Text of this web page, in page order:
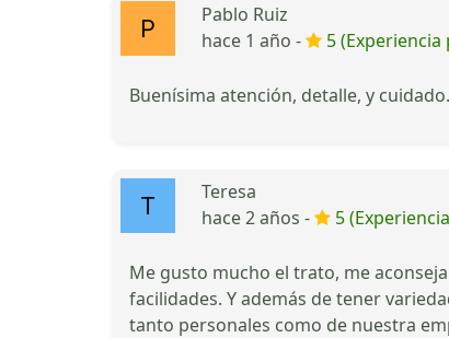
Pablo Ruiz
hace 1 año -
5 (Experiencia
Buenísima atención, detalle, y
Teresa
hace 2 años -
5
Me gusto mucho el trato, me
facilidades. Y además de tener
tanto personales como de nuestra